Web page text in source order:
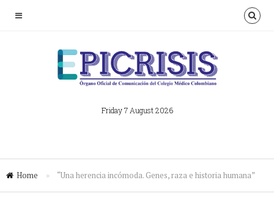
Friday 7 August 2026
Home » “Una herencia incómoda. Genes, raza e historia humana”